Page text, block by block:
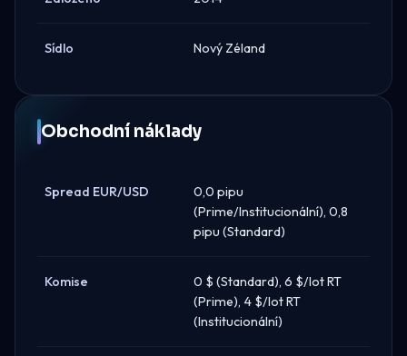
Sídlo Nový Zéland
Obchodní náklady
Spread EUR/USD
0,0 pipu
(Prime/Institucionální), 0,8
pipu (Standard)
Komise
0 $ (Standard), 6 $/lot RT
(Prime), 4 $/lot RT
(Institucionální)